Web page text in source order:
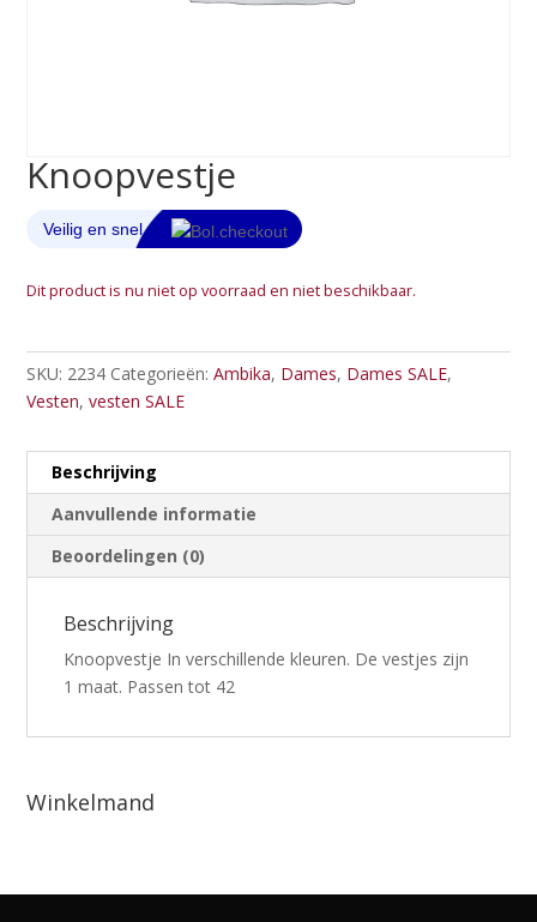
Knoopvestje
Dit product is nu niet op voorraad en niet beschikbaar.
SKU: 2234 Categorieën:Ambika, Dames, Dames SALE,
Vesten,vesten SALE
Beschrijving
Aanvullende informatie
Beoordelingen (0)
Beschrijving
Knoopvestje In verschillende kleuren. De vestjes zijn
1 maat. Passen tot 42
Winkelmand